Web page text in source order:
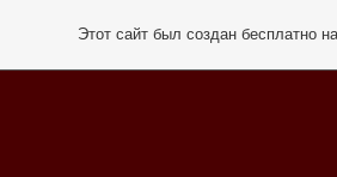
Этот сайт был создан бесплатно